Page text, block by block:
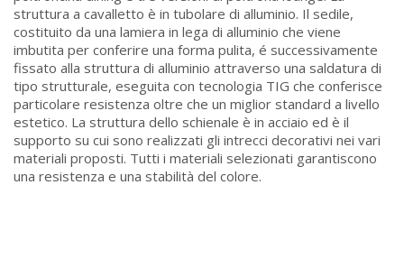
struttura a cavalletto è in tubolare di alluminio. Il sedile,
costituito da una lamiera in lega di alluminio che viene
imbutita per conferire una forma pulita, é successivamente
fissato alla struttura di alluminio attraverso una saldatura di
tipo strutturale, eseguita con tecnologia TIG che conferisce
particolare resistenza oltre che un miglior standard a livello
estetico. La struttura dello schienale è in acciaio ed è il
supporto su cui sono realizzati gli intrecci decorativi nei vari
materiali proposti. Tutti i materiali selezionati garantiscono
una resistenza e una stabilità del colore.